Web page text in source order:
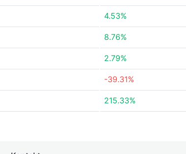
4.53%
8.76%
2.79%
-39.31%
215.33%